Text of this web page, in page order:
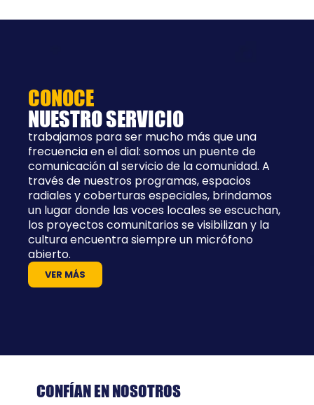
CONOCE
NUESTRO SERVICIO
trabajamos para ser mucho más que una
frecuencia en el dial: somos un puente de
comunicación al servicio de la comunidad. A
través de nuestros programas, espacios
radiales y coberturas especiales, brindamos
un lugar donde las voces locales se escuchan,
los proyectos comunitarios se visibilizan y la
cultura encuentra siempre un micrófono
abierto.
VER MÁS
CONFÍAN EN NOSOTROS